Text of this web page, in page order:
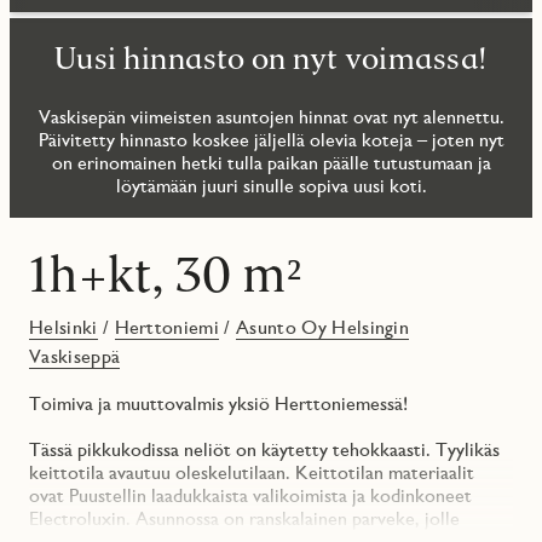
Uusi hinnasto on nyt voimassa!
Vaskisepän viimeisten asuntojen hinnat ovat nyt alennettu.
Päivitetty hinnasto koskee jäljellä olevia koteja – joten nyt
on erinomainen hetki tulla paikan päälle tutustumaan ja
löytämään juuri sinulle sopiva uusi koti.
1h+kt, 30 m²
Helsinki / Herttoniemi /Asunto Oy Helsingin
Vaskiseppä
Toimiva ja muuttovalmis yksiö Herttoniemessä!
Tässä pikkukodissa neliöt on käytetty tehokkaasti. Tyylikäs
keittotila avautuu oleskelutilaan. Keittotilan materiaalit
ovat Puustellin laadukkaista valikoimista ja kodinkoneet
Electroluxin. Asunnossa on ranskalainen parveke, jolle